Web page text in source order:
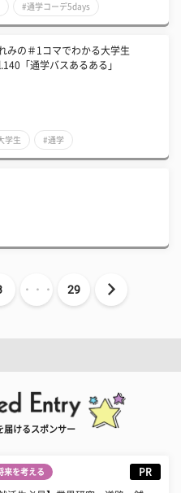
#通学コーデ5days
みの＃1コマでわかる大学生
「通学バスあるある」
学生 #通学
・・・ 29
届けるスポンサー
来を考える PR